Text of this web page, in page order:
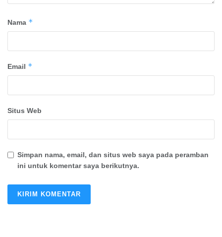
Nama *
Email *
Situs Web
Simpan nama, email, dan situs web saya pada peramban
ini untuk komentar saya berikutnya.